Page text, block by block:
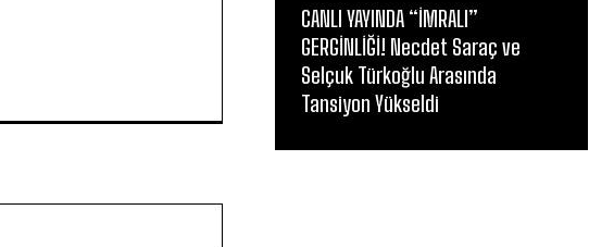
CANLI YAYINDA “İMRALI”
GERGİNLİĞİ! Necdet Saraç ve
Selçuk Türkoğlu Arasında
Tansiyon Yükseldi